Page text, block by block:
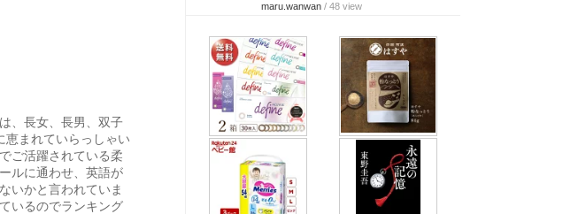
、長女、長男、双子
恵まれていらっしゃい
ご活躍されている柔
ルに通わせ、英語が
いかと言われていま
いるのでランキング
maru.wanwan / 48 view